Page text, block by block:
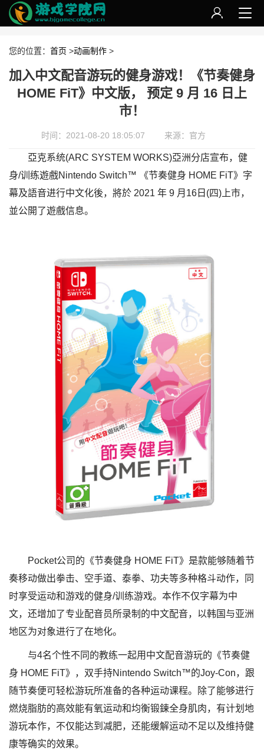
您的位置： 首页 >动画制作 >
加入中文配音游玩的健身游戏！《节奏健身
HOME FiT》中文版， 预定 9 月 16 日上
市！
时间：2021-08-20 18:05:07 来源：官方
亞克系统(ARC SYSTEM WORKS)亞洲分店宣布，健
身/训练遊戲Nintendo Switch™ 《节奏健身 HOME FiT》字
幕及語音进行中文化後，將於 2021 年 9 月16日(四)上市，
並公開了遊戲信息。
Pocket公司的《节奏健身 HOME FiT》是款能够随着节
奏移动做出拳击、空手道、泰拳、功夫等多种格斗动作，同
时享受运动和游戏的健身/训练游戏。本作不仅字幕为中
文，还增加了专业配音员所录制的中文配音，以韩国与亚洲
地区为对象进行了在地化。
与4名个性不同的教练一起用中文配音游玩的《节奏健
身 HOME FiT》，双手持Nintendo Switch™的Joy-Con，跟
随节奏便可轻松游玩所准备的各种运动课程。除了能够进行
燃烧脂肪的高效能有氧运动和均衡锻鍊全身肌肉，有计划地
游玩本作，不仅能达到减肥，还能缓解运动不足以及维持健
康等确实的效果。